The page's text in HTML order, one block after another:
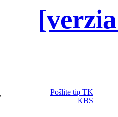
Pošlite tip TK
KBS